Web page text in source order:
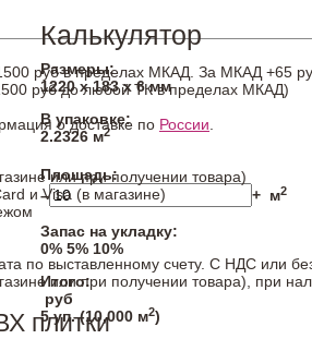
Калькулятор
Размеры:
1220 х 183 х 6 мм
В упаковке:
2.2326 м2
Площадь:
–
+ м2
Запас на укладку:
0% 5% 10%
Итого:
руб
5уп. (10,000 м2)
руб в пределах МКАД. За МКАД +65
руб до любой ТК в пределах МКАД)
о доставке по России.
или при получении товара)
и Visa (в магазине)
по выставленному счету. С НДС или
или при получении товара), при
плитки